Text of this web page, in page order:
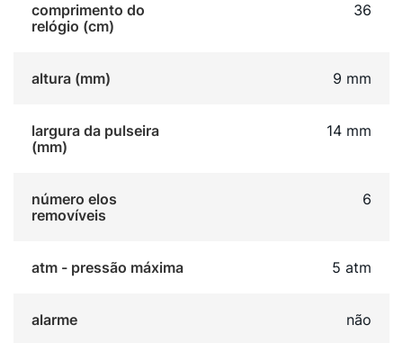
comprimento do
relógio (cm)
36
altura (mm) 9 mm
largura da pulseira
(mm)
14 mm
número elos
removíveis
6
atm - pressão máxima 5 atm
alarme não